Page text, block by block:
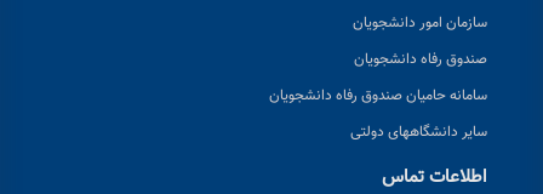
سازمان امور دانشجویان
صندوق رفاه دانشجویان
سامانه حامیان صندوق رفاه دانشجویان
سایر دانشگاههای دولتی
اطلاعات تماس